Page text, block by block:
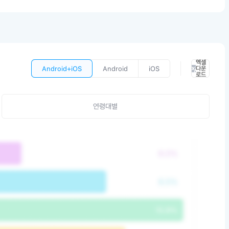
Android+iOS Android iOS
엑셀
다운
로드
연령대별